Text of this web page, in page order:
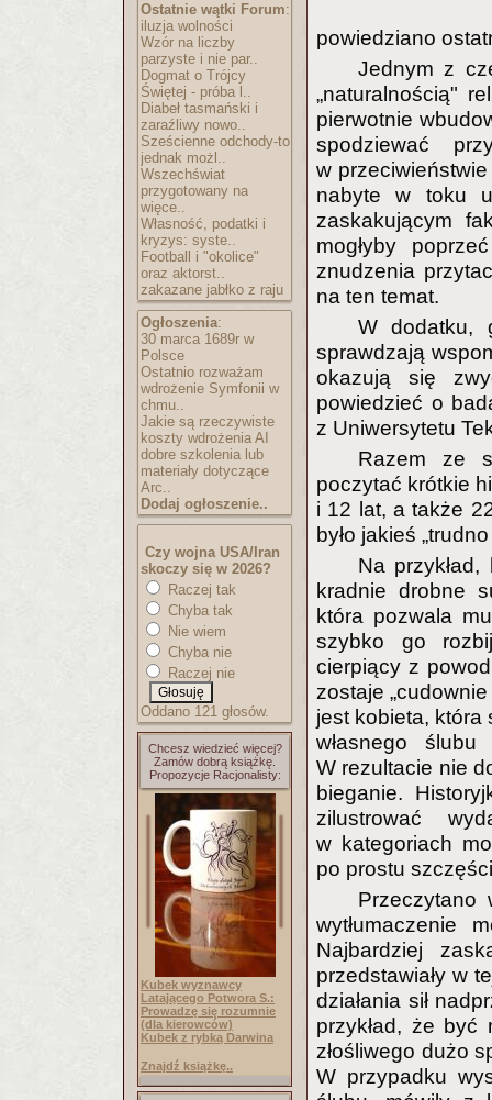
Ostatnie wątki Forum:
iluzja wolności
Wzór na liczby
parzyste i nie par..
Dogmat o Trójcy
Świętej - próba l..
Diabeł tasmański i
zaraźliwy nowo..
Sześcienne odchody-to
jednak możl..
Wszechświat
przygotowany na
więce..
Własność, podatki i
kryzys: syste..
Football i "okolice"
oraz aktorst..
zakazane jabłko z raju
Ogłoszenia:
30 marca 1689r w
Polsce
Ostatnio rozważam
wdrożenie Symfonii w
chmu..
Jakie są rzeczywiste
koszty wdrożenia AI
dobre szkolenia lub
materiały dotyczące
Arc..
Dodaj ogłoszenie..
Czy wojna USA/Iran
skoczy się w 2026?
Raczej tak
Chyba tak
Nie wiem
Chyba nie
Raczej nie
Oddano 121 głosów.
Chcesz wiedzieć więcej?
Zamów dobrą książkę.
Propozycje Racjonalisty:
Kubek wyznawcy
Latającego Potwora S.:
Prowadzę się rozumnie
(dla kierowców)
Kubek z rybką Darwina
Znajdź książkę..
powiedziano
Jednym z
„naturalnością"
pierwotnie
spodziewać
w
nabyte w toku
zaskakującym
mogłyby
znudzenia
na ten temat.
W dodatku,
sprawdzają
okazują się
powiedzieć o
z Uniwersytetu
Razem ze
poczytać krótkie
i 12 lat, a także
było jakieś
Na
kradnie drobne
która pozwala
szybko go
cierpiący z
zostaje
jest kobieta, która
własnego
W rezultacie nie
bieganie.
zilustrować
w kategoriach
po prostu
Przeczytano
wytłumaczenie
Najbardziej
przedstawiały w
działania sił
przykład, że być
złośliwego dużo
W przypadku